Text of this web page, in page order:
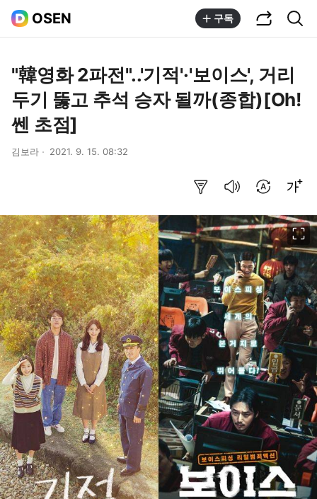
OSEN 구독
"韓영화 2파전"..'기적'·'보이스', 거리
두기 뚫고 추석 승자 될까(종합)[Oh!
쎈 초점]
김보라 2021. 9. 15. 08:32